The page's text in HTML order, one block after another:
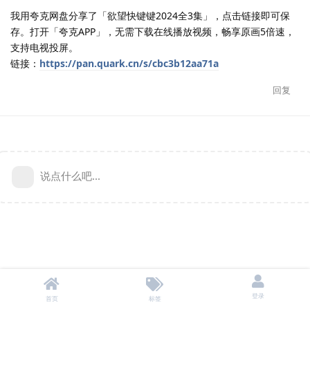
我用夸克网盘分享了「欲望快键键2024全3集」，点击链接即可保
存。打开「夸克APP」，无需下载在线播放视频，畅享原画5倍速，
支持电视投屏。
链接： https://pan.quark.cn/s/cbc3b12aa71a
回复
说点什么吧...
首页 标签 登录